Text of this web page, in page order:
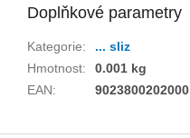
Doplňkové parametry
Kategorie:
... sliz
Hmotnost:
0.001 kg
EAN: 9023800202000